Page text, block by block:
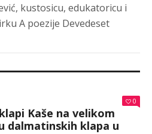
kustosicu, edukatoricu i
A poezije Devedeset
0
Kaše na velikom
dalmatinskih klapa u